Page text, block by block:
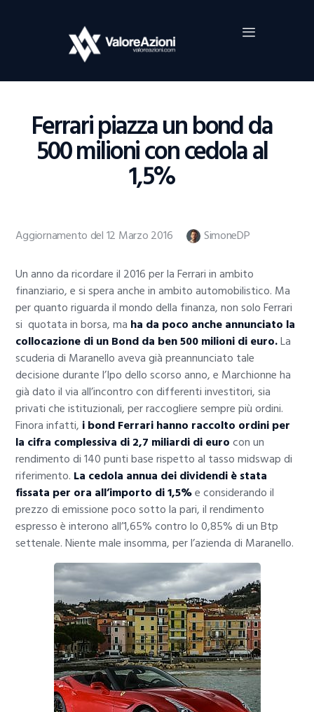
Ferrari piazza un bond da
500 milioni con cedola al
1,5%
Home
Investimenti
Borsa
Guide Al Trading
Criptovalute
Aggiornamento del 12 Marzo 2016 SimoneDP
Un anno da ricordare il 2016 per la Ferrari in ambito
finanziario, e si spera anche in ambito automobilistico. Ma
per quanto riguarda il mondo della finanza, non solo Ferrari
si quotata in borsa, ma ha da poco anche annunciato la
collocazione di un Bond da ben 500 milioni di euro.La
scuderia di Maranello aveva già preannunciato tale
decisione durante l’Ipo dello scorso anno, e Marchionne ha
già dato il via all’incontro con differenti investitori, sia
privati che istituzionali, per raccogliere sempre più ordini.
Finora infatti, i bond Ferrari hanno raccolto ordini per
la cifra complessiva di 2,7 miliardi di eurocon un
rendimento di 140 punti base rispetto al tasso midswap di
riferimento. La cedola annua dei dividendi è stata
fissata per ora all’importo di 1,5%e considerando il
prezzo di emissione poco sotto la pari, il rendimento
espresso è interono all’1,65% contro lo 0,85% di un Btp
settenale. Niente male insomma, per l’azienda di Maranello.